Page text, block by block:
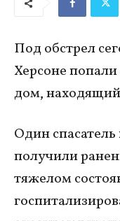
Под обстрел
Херсоне
дом,
Один
получили
тяжелом